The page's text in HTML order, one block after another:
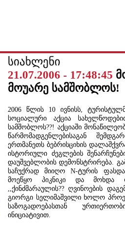
სიახლენი
21.07.2006 - 17:48:45
მოუარე სამშობლოს!
2006 წლის 10 ივნისს,
სოციალური აქცია
სამშობლოს??! აქციაში
წარმომადგენლებისაგან
ერთმანეთს ბებრისციხის
ისტორიული ძეგლების
დაუშვებლობის დემონსტრირება.
საჩუქრად მიიღო N-ტურის
მოეწყო პიკნიკი და მოხდა
,,ქინძმარაულის?? ღვინოების
გიორგი სელიმაშვილი ხოლო
საზოგადოებასთან
ინიციატივით.